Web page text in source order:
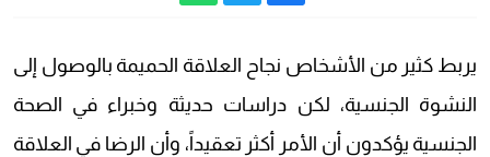
يربط كثير من الأشخاص نجاح العلاقة الحميمة بالوصول إلى
النشوة الجنسية، لكن دراسات حديثة وخبراء في الصحة
الجنسية يؤكدون أن الأمر أكثر تعقيداً، وأن الرضا في العلاقة